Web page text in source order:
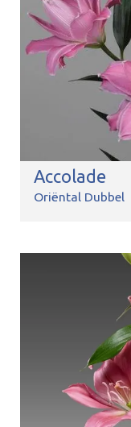
Accolade
Oriëntal Dubbel